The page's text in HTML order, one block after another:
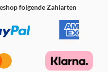
im Bedienfeld die
d. h. die komplette
Fehlbedienung durch
folgende Zahlarten